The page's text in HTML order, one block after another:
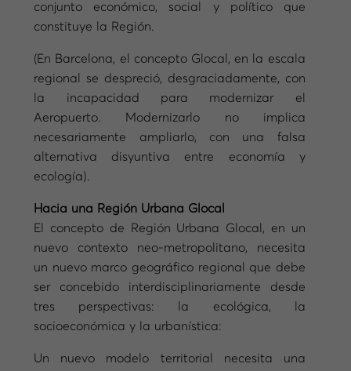
conjunto económico, social y político que
constituye la Región.
(En Barcelona, el concepto Glocal, en la escala
regional se despreció, desgraciadamente, con
la incapacidad para modernizar el
Aeropuerto. Modernizarlo no implica
necesariamente ampliarlo, con una falsa
alternativa disyuntiva entre economía y
ecología).
Hacia una Región Urbana Glocal
El concepto de Región Urbana Glocal, en un
nuevo contexto neo-metropolitano, necesita
un nuevo marco geográfico regional que debe
ser concebido interdisciplinariamente desde
tres perspectivas: la ecológica, la
socioeconómica y la urbanística:
Un nuevo modelo territorial necesita una